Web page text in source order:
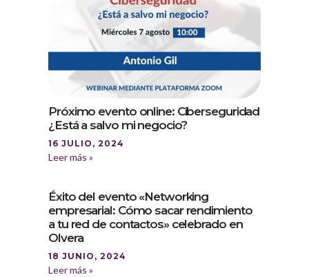
Próximo evento online: Ciberseguridad
¿Está a salvo mi negocio?
16 JULIO, 2024
Leer más »
Éxito del evento «Networking
empresarial: Cómo sacar rendimiento
a tu red de contactos» celebrado en
Olvera
18 JUNIO, 2024
Leer más »